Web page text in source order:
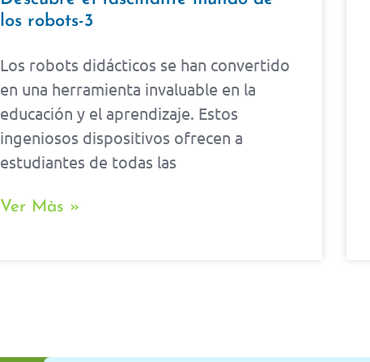
los robots-3
Los robots didácticos se han convertido
en una herramienta invaluable en la
educación y el aprendizaje. Estos
ingeniosos dispositivos ofrecen a
estudiantes de todas las
Ver Màs »